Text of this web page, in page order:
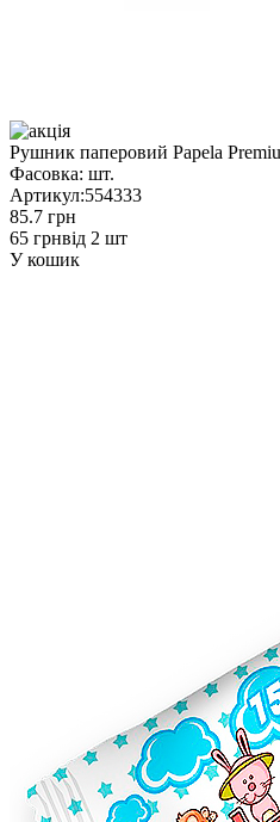
Рушник паперовий Papela
Фасовка: шт.
Артикул:554333
85.7 грн
65 грнвід 2 шт
У кошик